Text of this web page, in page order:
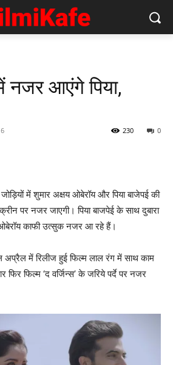
नजर आएंगे पिया,
0
230
में शुमार अक्षय ओबेरॉय और पिया बाजेपई की
पर नजर जाएगी। पिया बाजपेई के साथ दुबारा
काफी उत्‍सुक नजर आ रहे हैं।
अप्रैल में रिलीज हुई फिल्म लाल रंग में साथ काम
फिल्म ‘द वर्जिन्स’ के जरिये पर्दे पर नजर